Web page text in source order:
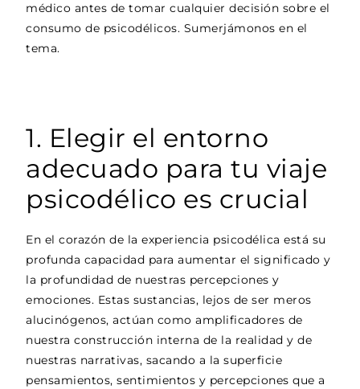
médico antes de tomar cualquier decisión sobre el
consumo de psicodélicos. Sumerjámonos en el
tema.
1. Elegir el entorno
adecuado para tu viaje
psicodélico es crucial
En el corazón de la experiencia psicodélica está su
profunda capacidad para aumentar el significado y
la profundidad de nuestras percepciones y
emociones. Estas sustancias, lejos de ser meros
alucinógenos, actúan como amplificadores de
nuestra construcción interna de la realidad y de
nuestras narrativas, sacando a la superficie
pensamientos, sentimientos y percepciones que a